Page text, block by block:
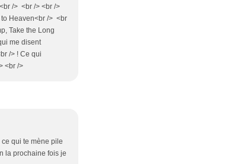
/> <br /> <br />
Heaven<br /> <br
Take the Long
me disent
/> ! Ce qui
<br />
qui te mène pile
la prochaine fois je